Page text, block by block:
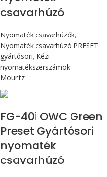
csavarhúzó
Nyomaték csavarhúzók,
Nyomaték csavarhúzó PRESET
gyártósori, Kézi
nyomatékszerszámok
Mountz
FG-40i OWC Green
Preset Gyártósori
nyomaték
csavarhúzó